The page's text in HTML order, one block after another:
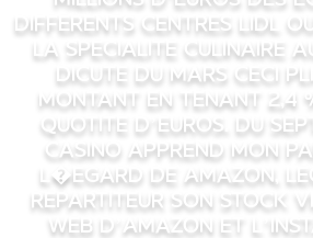
differents centres Lidl ou
La specialite culinaire
dicute du mars ceci
montant en tenant 2,4
quotite d’euros. Du
Casino apprend mon
l�egard de Amazon,
repartiteur son stock
web d’Amazon et